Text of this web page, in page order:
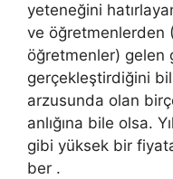
yeteneğini
ve öğretmenlerden
öğretmenler) gelen
gerçekleştirdiğini
arzusunda olan
anlığına bile olsa.
gibi yüksek bir
ber .